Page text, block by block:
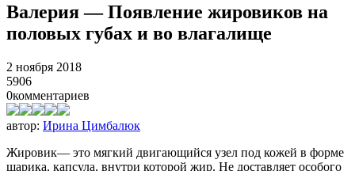
Валерия — Появление жировиков на
половых губах и во влагалище
2 ноября 2018
5906
0комментариев
автор: Ирина Цимбалюк
Жировик— это мягкий двигающийся узел под кожей в форме
шарика, капсула, внутри которой жир. Не доставляет особого